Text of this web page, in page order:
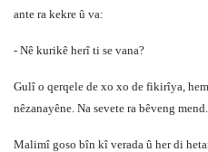
ante ra kekre û va:
- Nê kurikê herî ti se vana?
Gulî o qerqele de xo xo de fikirîya,
nêzanayêne. Na sevete ra bêveng mend.
Malimî goso bîn kî verada û her di